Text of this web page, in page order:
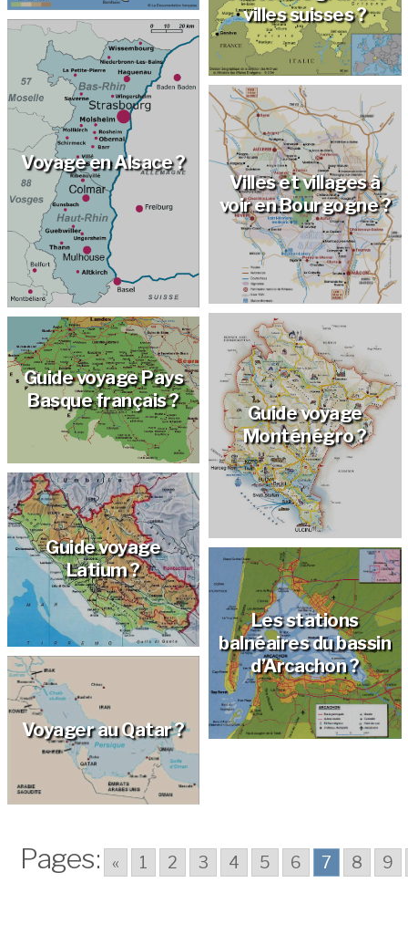
villes suisses ?
Voyage en Alsace ?
Villes et villages à
voir en Bourgogne ?
Guide voyage
Monténégro ?
Guide voyage Pays
Basque français ?
Guide voyage
Latium ?
Les stations
balnéaires du bassin
d’Arcachon ?
Voyager au Qatar ?
Pages: « 1 2 3 4 5 6 7 8 9